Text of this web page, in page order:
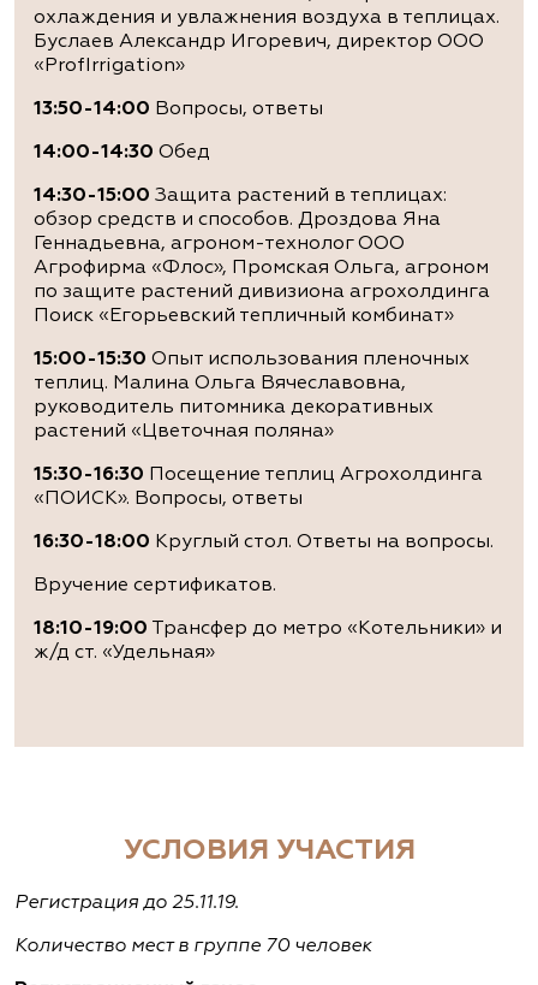
охлаждения и увлажнения воздуха в теплицах.
Буслаев Александр Игоревич, директор ООО
«ProfIrrigation»
13:50-14:00 Вопросы, ответы
14:00-14:30 Обед
14:30-15:00 Защита растений в теплицах:
обзор средств и способов. Дроздова Яна
Геннадьевна, агроном-технолог ООО
Агрофирма «Флос», Промская Ольга, агроном
по защите растений дивизиона агрохолдинга
Поиск «Егорьевский тепличный комбинат»
15:00-15:30 Опыт использования пленочных
теплиц. Малина Ольга Вячеславовна,
руководитель питомника декоративных
растений «Цветочная поляна»
15:30-16:30 Посещение теплиц Агрохолдинга
«ПОИСК». Вопросы, ответы
16:30-18:00 Круглый стол. Ответы на вопросы.
Вручение сертификатов.
18:10-19:00 Трансфер до метро «Котельники» и
ж/д ст. «Удельная»
УСЛОВИЯ УЧАСТИЯ
Регистрация до 25.11.19.
Количество мест в группе 70 человек